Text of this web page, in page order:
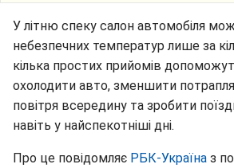
У літню спеку салон автомобіля
небезпечних температур лише за
кілька простих прийомів
охолодити авто, зменшити
повітря всередину та зробити
навіть у найспекотніші дні.
Про це повідомляє РБК-Україна з